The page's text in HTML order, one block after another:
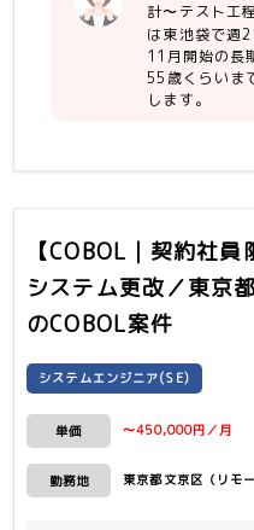
【尚可】
・生命保
・控除証
・お客様
計〜テスト工
は東池袋で週
11月開始の長
55歳くらいま
します。
【COBOL｜契約社
システム更改／東京
のCOBOL案件
システムエンジニア(SE)
単価 〜450,000円／月
勤務地 東京都文京区（リモ